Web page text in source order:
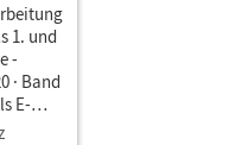
1. und
-
· Band
E-